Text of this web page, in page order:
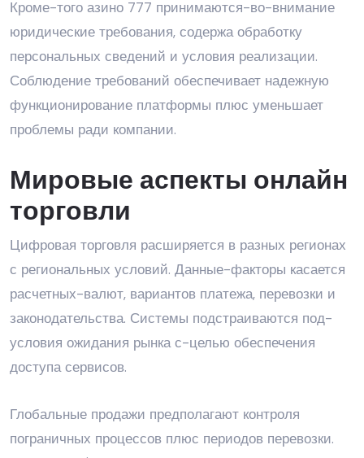
Кроме-того азино 777 принимаются-во-внимание
юридические требования, содержа обработку
персональных сведений и условия реализации.
Соблюдение требований обеспечивает надежную
функционирование платформы плюс уменьшает
проблемы ради компании.
Мировые аспекты онлайн
торговли
Цифровая торговля расширяется в разных регионах
с региональных условий. Данные-факторы касается
расчетных-валют, вариантов платежа, перевозки и
законодательства. Системы подстраиваются под-
условия ожидания рынка с-целью обеспечения
доступа сервисов.
Глобальные продажи предполагают контроля
пограничных процессов плюс периодов перевозки.